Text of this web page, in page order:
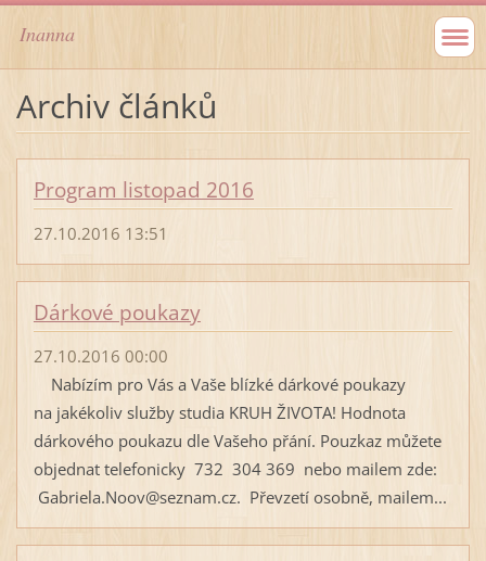
Inanna
Archiv článků
Program listopad 2016
27.10.2016 13:51
Dárkové poukazy
27.10.2016 00:00
Nabízím pro Vás a Vaše blízké dárkové poukazy
na jakékoliv služby studia KRUH ŽIVOTA! Hodnota
dárkového poukazu dle Vašeho přání. Pouzkaz můžete
objednat telefonicky 732 304 369 nebo mailem zde:
Gabriela.Noov@seznam.cz. Převzetí osobně, mailem...